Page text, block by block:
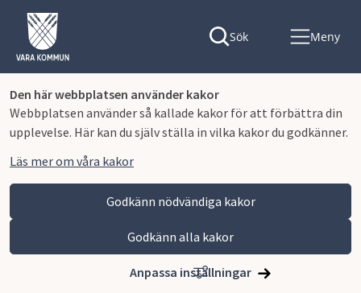
Den här webbplatsen använder kakor
Webbplatsen använder så kallade kakor för att förbättra din
upplevelse. Här kan du själv ställa in vilka kakor du godkänner.
Läs mer om våra kakor
Godkänn nödvändiga kakor
Godkänn alla kakor
Anpassa inställningar
Sök Meny
Vara kommun
Bygga, miljö och infrastruktur
Bygga nytt, ändra eller riva
Nybyggnadskarta